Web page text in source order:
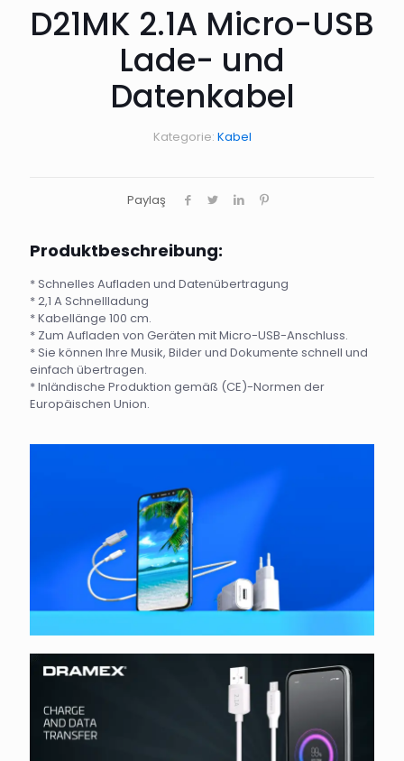
D21MK 2.1A Micro-USB
Lade- und
Datenkabel
Kategorie: Kabel
Paylaş
Produktbeschreibung:
* Schnelles Aufladen und Datenübertragung
* 2,1 A Schnellladung
* Kabellänge 100 cm.
* Zum Aufladen von Geräten mit Micro-USB-Anschluss.
* Sie können Ihre Musik, Bilder und Dokumente schnell und
einfach übertragen.
* Inländische Produktion gemäß (CE)-Normen der
Europäischen Union.